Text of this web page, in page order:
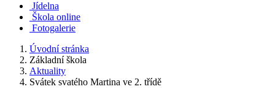
Jídelna
Škola online
Fotogalerie
Úvodní stránka
Základní škola
Aktuality
Svátek svatého Martina ve 2. třídě